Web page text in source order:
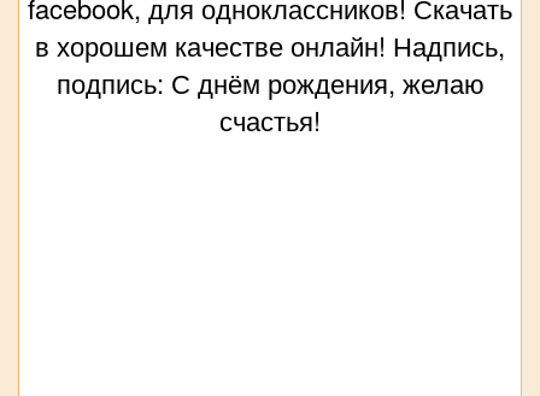
facebook, для одноклассников! Скачать
в хорошем качестве онлайн! Надпись,
подпись: С днём рождения, желаю
счастья!